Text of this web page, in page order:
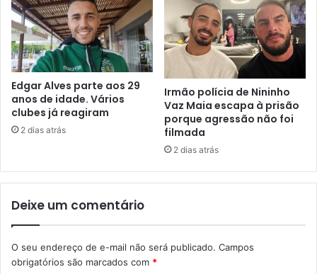
Edgar Alves parte aos 29
anos de idade. Vários
clubes já reagiram
2 dias atrás
Irmão polícia de Nininho
Vaz Maia escapa à prisão
porque agressão não foi
filmada
2 dias atrás
Deixe um comentário
O seu endereço de e-mail não será publicado. Campos
obrigatórios são marcados com *